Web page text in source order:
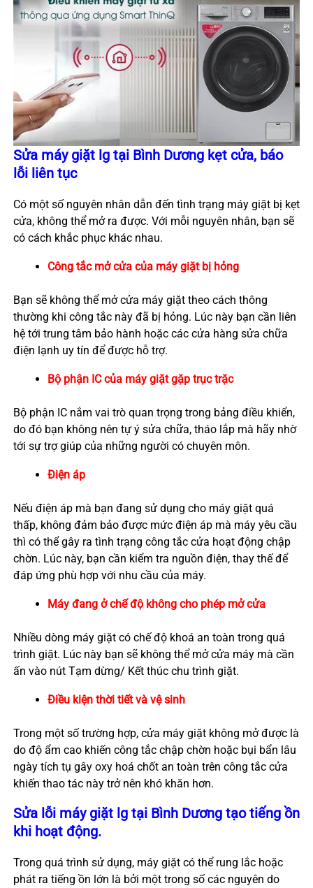
Sửa máy giặt lg tại Bình Dương kẹt cửa, báo
lỗi liên tục
Có một số nguyên nhân dẫn đến tình trạng máy giặt bị kẹt
cửa, không thể mở ra được. Với mỗi nguyên nhân, bạn sẽ
có cách khắc phục khác nhau.
Công tắc mở cửa của máy giặt bị hỏng
Bạn sẽ không thể mở cửa máy giặt theo cách thông
thường khi công tắc này đã bị hỏng. Lúc này bạn cần liên
hệ tới trung tâm bảo hành hoặc các cửa hàng sửa chữa
điện lạnh uy tín để được hỗ trợ.
Bộ phận IC của máy giặt gặp trục trặc
Bộ phận IC nắm vai trò quan trọng trong bảng điều khiển,
do đó bạn không nên tự ý sửa chữa, tháo lắp mà hãy nhờ
tới sự trợ giúp của những người có chuyên môn.
Điện áp
Nếu điện áp mà bạn đang sử dụng cho máy giặt quá
thấp, không đảm bảo được mức điện áp mà máy yêu cầu
thì có thể gây ra tình trạng công tắc cửa hoạt động chập
chờn. Lúc này, bạn cần kiểm tra nguồn điện, thay thế để
đáp ứng phù hợp với nhu cầu của máy.
Máy đang ở chế độ không cho phép mở cửa
Nhiều dòng máy giặt có chế độ khoá an toàn trong quá
trình giặt. Lúc này bạn sẽ không thể mở cửa máy mà cần
ấn vào nút Tạm dừng/ Kết thúc chu trình giặt.
Điều kiện thời tiết và vệ sinh
Trong một số trường hợp, cửa máy giặt không mở được là
do độ ẩm cao khiến công tắc chập chờn hoặc bụi bẩn lâu
ngày tích tụ gây oxy hoá chốt an toàn trên công tắc cửa
khiến thao tác này trở nên khó khăn hơn.
Sửa lỗi máy giặt lg tại Bình Dương tạo tiếng ồn
khi hoạt động.
Trong quá trình sử dụng, máy giặt có thể rung lắc hoặc
phát ra tiếng ồn lớn là bởi một trong số các nguyên do